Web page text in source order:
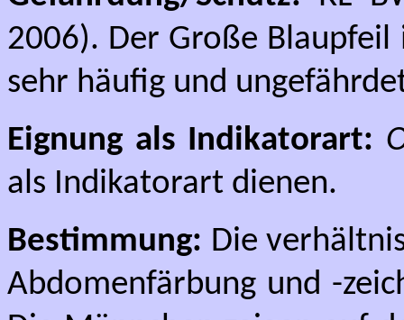
2006). Der Große
sehr häufig und
Eignung als Indikatorart:
als Indikatorart dienen.
Bestimmung: Die
Abdomenfärbung und -